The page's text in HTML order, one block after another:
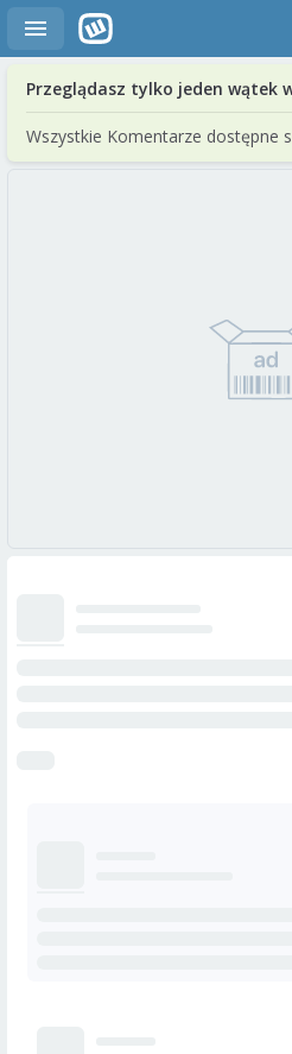
Przeglądasz tylko jeden wątek
Wszystkie Komentarze dostępne